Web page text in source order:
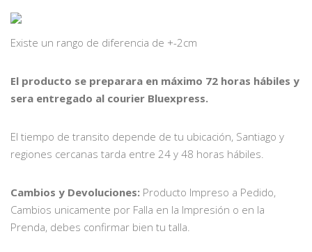
Existe un rango de diferencia de +-2cm
El producto se preparara en máximo 72 horas hábiles y
sera entregado al courier Bluexpress.
El tiempo de transito depende de tu ubicación, Santiago y
regiones cercanas tarda entre 24 y 48 horas hábiles.
Cambios y Devoluciones: Producto Impreso a Pedido,
Cambios unicamente por Falla en la Impresión o en la
Prenda, debes confirmar bien tu talla.